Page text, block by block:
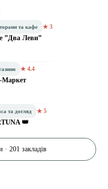
та кафе ★ 3
”Два Леви”
★ 4.4
Маркет
та догляд ★ 5
👑
· 201 закладів